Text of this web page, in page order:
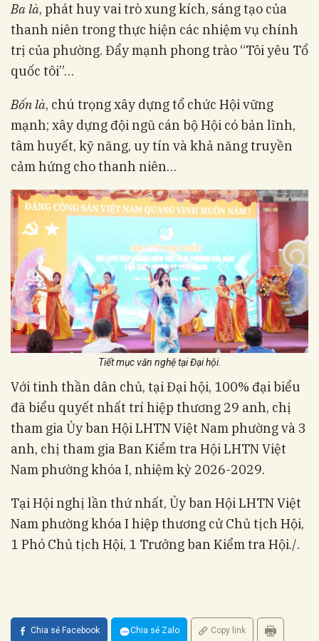
Ba là, phát huy vai trò xung kích, sáng tạo của
thanh niên trong thực hiện các nhiệm vụ chính
trị của phường. Đẩy mạnh phong trào “Tôi yêu Tổ
quốc tôi”…
Bốn là, chú trọng xây dựng tổ chức Hội vững
mạnh; xây dựng đội ngũ cán bộ Hội có bản lĩnh,
tâm huyết, kỹ năng, uy tín và khả năng truyền
cảm hứng cho thanh niên…
Tiết mục văn nghệ tại Đại hội.
Với tinh thần dân chủ, tại Đại hội, 100% đại biểu
đã biểu quyết nhất trí hiệp thương 29 anh, chị
tham gia Ủy ban Hội LHTN Việt Nam phường và 3
anh, chị tham gia Ban Kiểm tra Hội LHTN Việt
Nam phường khóa I, nhiệm kỳ 2026-2029.
Tại Hội nghị lần thứ nhất, Ủy ban Hội LHTN Việt
Nam phường khóa I hiệp thương cử Chủ tịch Hội,
1 Phó Chủ tịch Hội, 1 Trưởng ban Kiểm tra Hội./.
Chia sẻ Facebook Chia sẻ Zalo Copy link